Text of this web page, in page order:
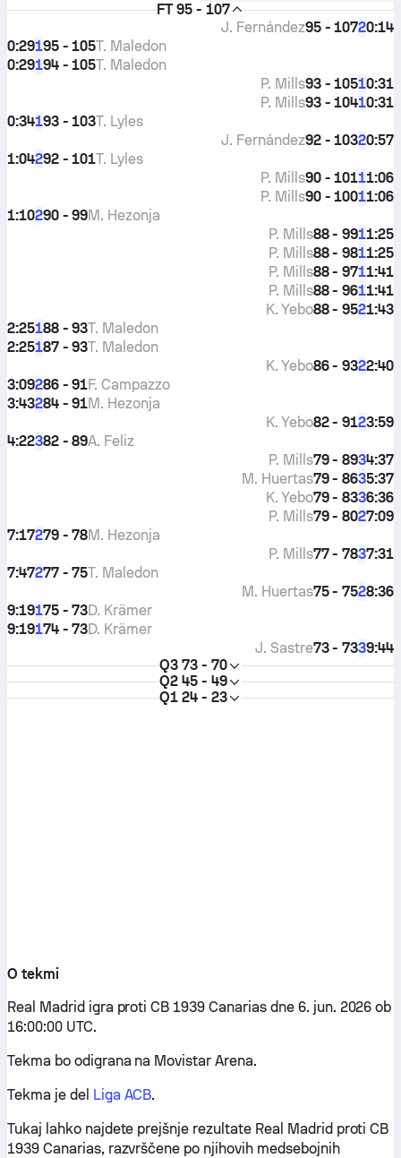
FT 95 - 107
0:14
2
95 - 107
J. Fernández
0:29195 - 105T. Maledon
0:29194 - 105T. Maledon
0:31
1
93 - 105
P. Mills
0:31
1
93 - 104
P. Mills
0:34193 - 103T. Lyles
0:57
2
92 - 103
J. Fernández
1:04292 - 101T. Lyles
1:06
1
90 - 101
P. Mills
1:06
1
90 - 100
P. Mills
1:10290 - 99M. Hezonja
1:25
1
88 - 99
P. Mills
1:25
1
88 - 98
P. Mills
1:41
1
88 - 97
P. Mills
1:41
1
88 - 96
P. Mills
1:43
2
88 - 95
K. Yebo
2:25188 - 93T. Maledon
2:25187 - 93T. Maledon
2:40
2
86 - 93
K. Yebo
3:09286 - 91F. Campazzo
3:43284 - 91M. Hezonja
3:59
2
82 - 91
K. Yebo
4:22382 - 89A. Feliz
4:37
3
79 - 89
P. Mills
5:37
3
79 - 86
M. Huertas
6:36
3
79 - 83
K. Yebo
7:09
2
79 - 80
P. Mills
7:17279 - 78M. Hezonja
7:31
3
77 - 78
P. Mills
7:47277 - 75T. Maledon
8:36
2
75 - 75
M. Huertas
9:19175 - 73D. Krämer
9:19174 - 73D. Krämer
9:44
3
73 - 73
J. Sastre
Q3 73 - 70
Q2 45 - 49
Q1 24 - 23
O tekmi
Real Madrid igra proti CB 1939 Canarias dne 6. jun. 2026 ob
16:00:00 UTC.
Tekma bo odigrana na Movistar Arena.
Tekma je del Liga ACB.
Tukaj lahko najdete prejšnje rezultate Real Madrid proti CB
1939 Canarias, razvrščene po njihovih medsebojnih